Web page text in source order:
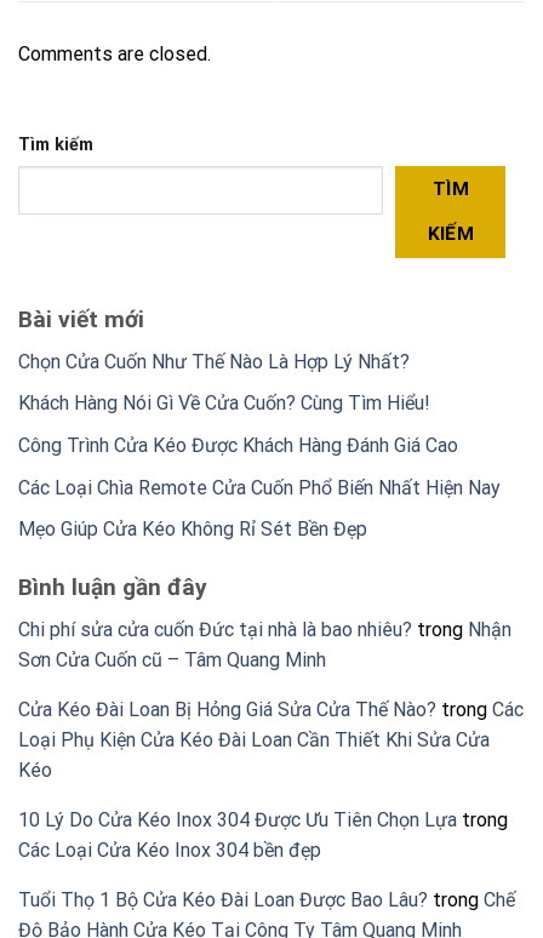
Comments are closed.
Tìm kiếm
TÌM
KIẾM
Bài viết mới
Chọn Cửa Cuốn Như Thế Nào Là Hợp Lý Nhất?
Khách Hàng Nói Gì Về Cửa Cuốn? Cùng Tìm Hiểu!
Công Trình Cửa Kéo Được Khách Hàng Đánh Giá Cao
Các Loại Chìa Remote Cửa Cuốn Phổ Biến Nhất Hiện Nay
Mẹo Giúp Cửa Kéo Không Rỉ Sét Bền Đẹp
Bình luận gần đây
Chi phí sửa cửa cuốn Đức tại nhà là bao nhiêu? trong Nhận
Sơn Cửa Cuốn cũ – Tâm Quang Minh
Cửa Kéo Đài Loan Bị Hỏng Giá Sửa Cửa Thế Nào? trong Các
Loại Phụ Kiện Cửa Kéo Đài Loan Cần Thiết Khi Sửa Cửa
Kéo
10 Lý Do Cửa Kéo Inox 304 Được Ưu Tiên Chọn Lựa trong
Các Loại Cửa Kéo Inox 304 bền đẹp
Tuổi Thọ 1 Bộ Cửa Kéo Đài Loan Được Bao Lâu? trong Chế
Độ Bảo Hành Cửa Kéo Tại Công Ty Tâm Quang Minh